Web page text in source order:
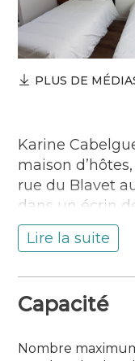
PLUS DE
Karine
maison
rue du Blavet
dans un écrin
Elle vous
indépendantes,
d’eau privative
équipée d’un
Lire la suite
Capacité
Nombre